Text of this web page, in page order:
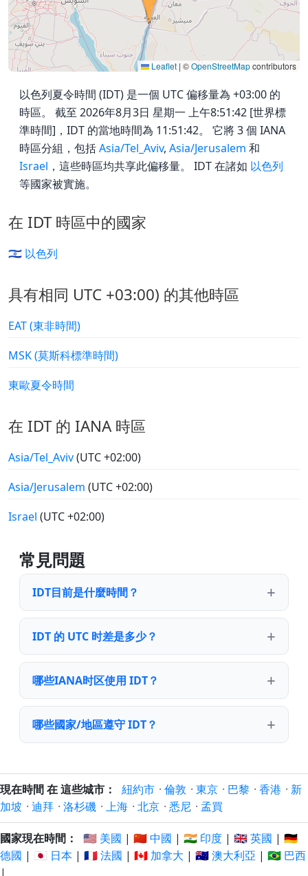
Leaflet | ©OpenStreetMapcontributors
以色列夏令時間 (IDT) 是一個 UTC 偏移量為 +03:00 的
時區。 截至 2026年8月3日 星期一 上午8:51:42 [世界標
準時間]，IDT 的當地時間為 11:51:42。 它將 3 個 IANA
時區分組，包括Asia/Tel_Aviv, Asia/Jerusalem 和
Israel ，這些時區均共享此偏移量。 IDT 在諸如 以色列
等國家被實施。
在 IDT 時區中的國家
🇮🇱 以色列
具有相同 UTC +03:00) 的其他時區
EAT (東非時間)
MSK (莫斯科標準時間)
東歐夏令時間
在 IDT 的 IANA 時區
Asia/Tel_Aviv(UTC +02:00)
Asia/Jerusalem (UTC +02:00)
Israel (UTC +02:00)
常見問題
IDT目前是什麼時間？
IDT 的 UTC 时差是多少？
哪些IANA时区使用 IDT？
哪些國家/地區遵守 IDT？
現在時間 在 這些城市： 紐約市 · 倫敦 · 東京 · 巴黎 · 香港 · 新
加坡 · 迪拜 · 洛杉磯 · 上海 · 北京 · 悉尼 · 孟買
國家現在時間： 🇺🇸 美國 | 🇨🇳 中國 | 🇮🇳 印度 | 🇬🇧 英國 | 🇩🇪
德國 | 🇯🇵 日本 | 🇫🇷 法國 | 🇨🇦 加拿大 | 🇦🇺 澳大利亞 | 🇧🇷 巴西
|